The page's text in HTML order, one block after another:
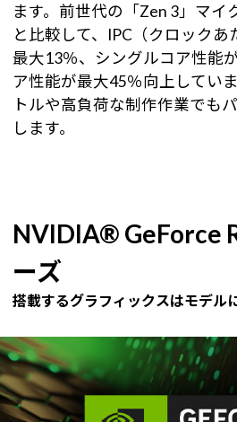
ます。前世代の「Zen 3」マイ
と比較して、IPC（クロック
最大13％、シングルコア性能
ア性能が最大45％向上してい
トルや高負荷な制作作業でも
します。
NVIDIA® GeForce
ーズ
搭載するグラフィックスはモデル